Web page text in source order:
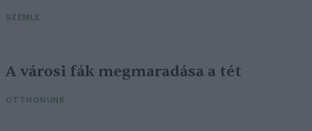
SZEMLE
A városi fák megmaradása a tét
OTTHONUNK